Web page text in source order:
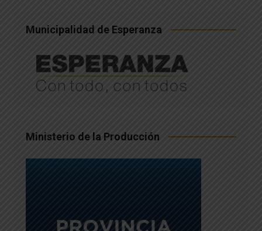
Municipalidad de Esperanza
Ministerio de la Producción